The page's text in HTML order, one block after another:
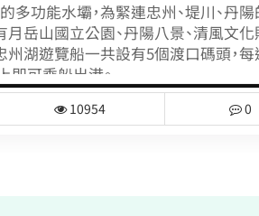
多功能水壩，為緊連忠州、堤川、丹
月岳山國立公園、丹陽八景、清風文
州湖遊覽船一共設有5個渡口碼頭，
即可乘船出港。
10954 0